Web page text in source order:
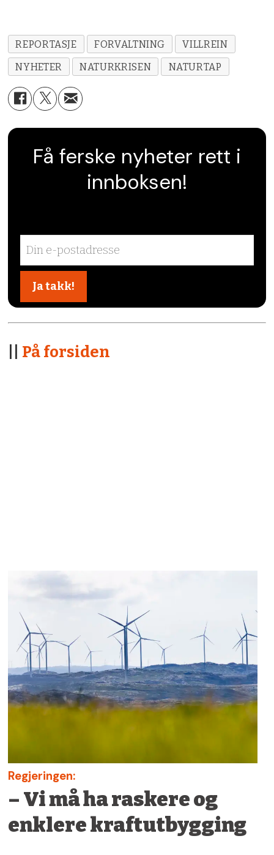
REPORTASJE FORVALTNING
VILLREIN
NYHETER
NATURKRISEN NATURTAP
Få ferske nyheter rett i
innboksen!
På forsiden
Regjeringen:
– Vi må ha raskere og
enklere kraftutbygging